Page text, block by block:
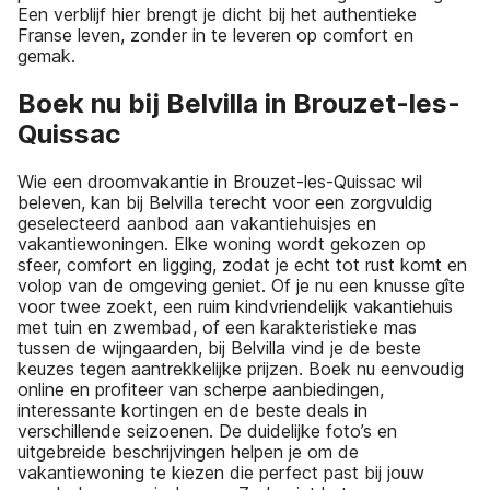
Een verblijf hier brengt je dicht bij het authentieke
Franse leven, zonder in te leveren op comfort en
gemak.
Boek nu bij Belvilla in Brouzet-les-
Quissac
Wie een droomvakantie in Brouzet-les-Quissac wil
beleven, kan bij Belvilla terecht voor een zorgvuldig
geselecteerd aanbod aan vakantiehuisjes en
vakantiewoningen. Elke woning wordt gekozen op
sfeer, comfort en ligging, zodat je echt tot rust komt en
volop van de omgeving geniet. Of je nu een knusse gîte
voor twee zoekt, een ruim kindvriendelijk vakantiehuis
met tuin en zwembad, of een karakteristieke mas
tussen de wijngaarden, bij Belvilla vind je de beste
keuzes tegen aantrekkelijke prijzen. Boek nu eenvoudig
online en profiteer van scherpe aanbiedingen,
interessante kortingen en de beste deals in
verschillende seizoenen. De duidelijke foto’s en
uitgebreide beschrijvingen helpen je om de
vakantiewoning te kiezen die perfect past bij jouw